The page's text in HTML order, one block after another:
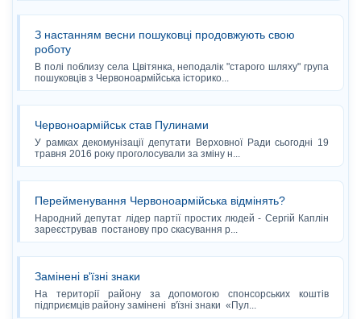
З настанням весни пошуковці продовжують свою
роботу
В полі поблизу села Цвітянка, неподалік "старого шляху" група
пошуковців з Червоноармійська історико...
Червоноармійськ став Пулинами
У рамках декомунізації депутати Верховної Ради сьогодні 19
травня 2016 року проголосували за зміну н...
Перейменування Червоноармійська відмінять?
Народний депутат лідер партії простих людей - Сергій Каплін
зареєстрував постанову про скасування р...
Замінені в'їзні знаки
На території району за допомогою спонсорських коштів
підприємців району замінені в'їзні знаки «Пул...